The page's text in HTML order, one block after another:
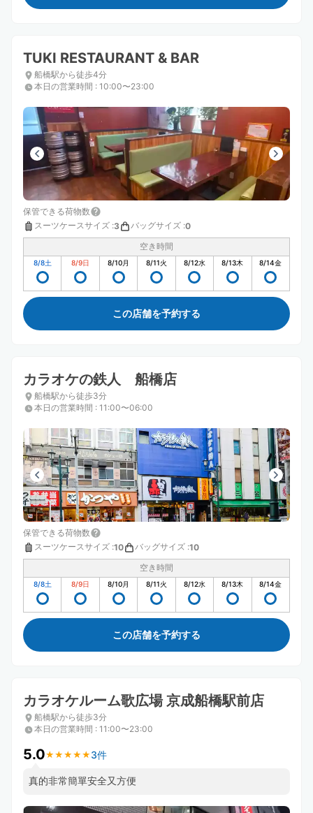
TUKI RESTAURANT & BAR
船橋駅から徒歩4分
本日の営業時間 : 10:00〜23:00
保管できる荷物数
スーツケースサイズ :3 バッグサイズ :0
空き時間
8/8土 8/9日 8/10月 8/11火 8/12水 8/13木 8/14金
この店舗を予約する
カラオケの鉄人 船橋店
船橋駅から徒歩3分
本日の営業時間 : 11:00〜06:00
保管できる荷物数
スーツケースサイズ :10 バッグサイズ :10
空き時間
8/8土 8/9日 8/10月 8/11火 8/12水 8/13木 8/14金
この店舗を予約する
カラオケルーム歌広場 京成船橋駅前店
船橋駅から徒歩3分
本日の営業時間 : 11:00〜23:00
5.0★ ★ ★ ★ ★
★ ★ ★ ★ ★ 3件
真的非常簡單安全又方便